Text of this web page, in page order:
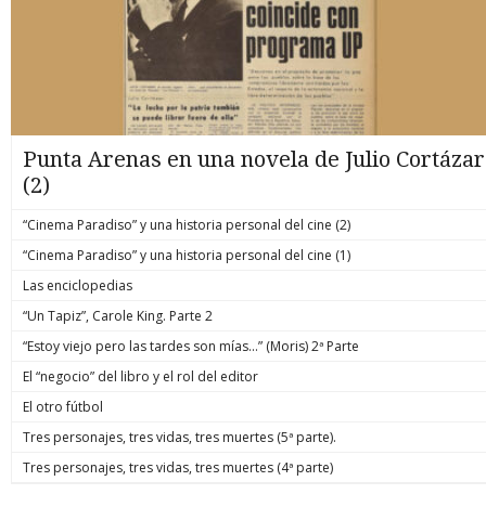
Punta Arenas en una novela de Julio Cortázar
(2)
“Cinema Paradiso” y una historia personal del cine (2)
“Cinema Paradiso” y una historia personal del cine (1)
Las enciclopedias
“Un Tapiz”, Carole King. Parte 2
“Estoy viejo pero las tardes son mías…” (Moris) 2ª Parte
El “negocio” del libro y el rol del editor
El otro fútbol
Tres personajes, tres vidas, tres muertes (5ª parte).
Tres personajes, tres vidas, tres muertes (4ª parte)